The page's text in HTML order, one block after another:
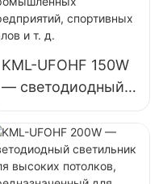
KML-UFOHF 150W
— светодиодный
светильник для
высоких
потолков,
предназначенный